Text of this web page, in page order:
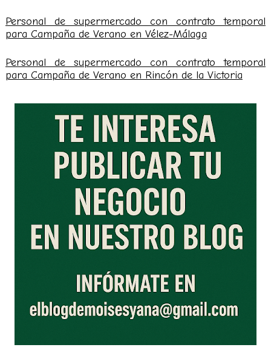
Personal de supermercado con contrato temporal
para Campaña de Verano en Vélez-Málaga
Personal de supermercado con contrato temporal
para Campaña de Verano en Rincón de la Victoria